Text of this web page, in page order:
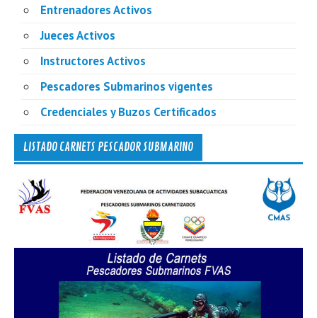
Entrenadores Activos
Jueces Activos
Instructores Activos
Pescadores Submarinos vigentes
Credenciales y Buzos Certificados
LISTADO CARNETS PESCADOR SUBMARINO